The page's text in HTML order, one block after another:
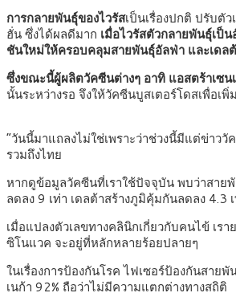
การกลายพันธุ์ของไวรัสเป็นเรื่องปกติ ปรับตั
ฮั่น ซึ่งได้ผลดีมาก เมื่อไวรัสตัวกลายพันธุ์เป็
ชันใหม่ให้ครอบคลุมสายพันธุ์อัลฟ่า และเดล
ซึ่งขณะนี้ผู้ผลิตวัคซีนต่างๆ อาทิ แอสตร้าเซน
นั้นระหว่างรอ จึงให้วัคซีนบูสเตอร์โดสเพื่อเ
“วันนี้มาแถลงไม่ใช่เพราะว่าช่วงนี้มีแต่ข่าว
รวมถึงไทย
หากดูข้อมูลวัคซีนที่เราใช้ปัจจุบัน พบว่าสาย
ลดลง 9 เท่า เดลต้าสร้างภูมิคุ้มกันลดลง
เมื่อแปลงตัวเลขทางคลินิกเกี่ยวกับคนไข้ เ
ซิโนแวค จะอยู่ที่หลักหลายร้อยปลายๆ
ในเรื่องการป้องกันโรค ไฟเซอร์ป้องกันสาย
เนก้า 92% ถือว่าไม่มีความแตกต่างทางสถิติ